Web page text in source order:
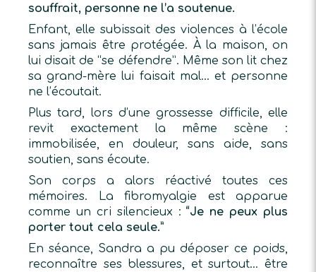
souffrait, personne ne l’a soutenue.
Enfant, elle subissait des violences à l’école
sans jamais être protégée. À la maison, on
lui disait de “se défendre”. Même son lit chez
sa grand-mère lui faisait mal… et personne
ne l’écoutait.
Plus tard, lors d’une grossesse difficile, elle
revit exactement la même scène :
immobilisée, en douleur, sans aide, sans
soutien, sans écoute.
Son corps a alors réactivé toutes ces
mémoires. La fibromyalgie est apparue
comme un cri silencieux :“Je ne peux plus
porter tout cela seule.”
En séance, Sandra a pu déposer ce poids,
reconnaître ses blessures, et surtout… être